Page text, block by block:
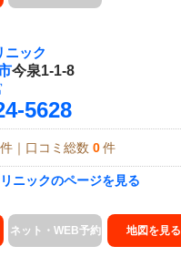
ニック
今泉1-1-8
5628
件｜口コミ総数 0 件
ニックのページを見る
ネット・WEB予約 地図を見る